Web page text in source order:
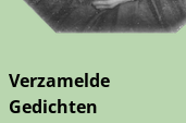
Verzamelde
Gedichten